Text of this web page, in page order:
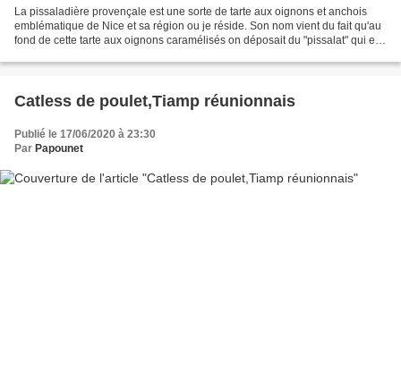
La pissaladière provençale est une sorte de tarte aux oignons et anchois
emblématique de Nice et sa région ou je réside. Son nom vient du fait qu'au
fond de cette tarte aux oignons caramélisés on déposait du "pissalat" qui est
Catless de poulet,Tiamp réunionnais
Publié le 17/06/2020 à 23:30
Par Papounet